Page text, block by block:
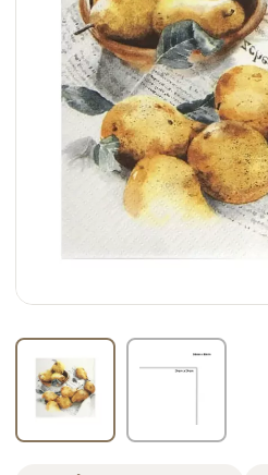
azeite
biscoito
café
cerveja
macarrão
queijo